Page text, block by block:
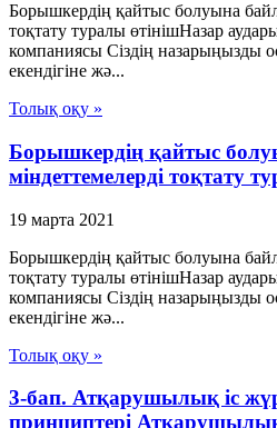
Борышкердің қайтыс болуына
тоқтату туралы өтінішНазар
компаниясы Сіздің назарыңызды
екендігіне жә...
Толық оқу »
Борышкердің қайтыс
міндеттемелерді тоқтату
19 марта 2021
Борышкердің қайтыс болуына
тоқтату туралы өтінішНазар
компаниясы Сіздің назарыңызды
екендігіне жә...
Толық оқу »
3-бап. Атқарушылық iс
принциптері